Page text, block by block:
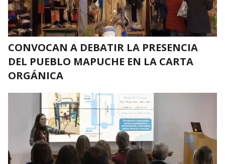
CONVOCAN A DEBATIR LA PRESENCIA
DEL PUEBLO MAPUCHE EN LA CARTA
ORGÁNICA